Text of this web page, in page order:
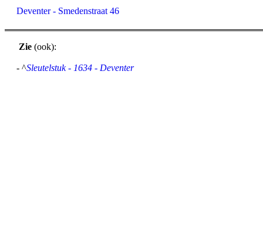
Deventer - Smedenstraat 46
Zie (ook):
- ^Sleutelstuk - 1634 - Deventer